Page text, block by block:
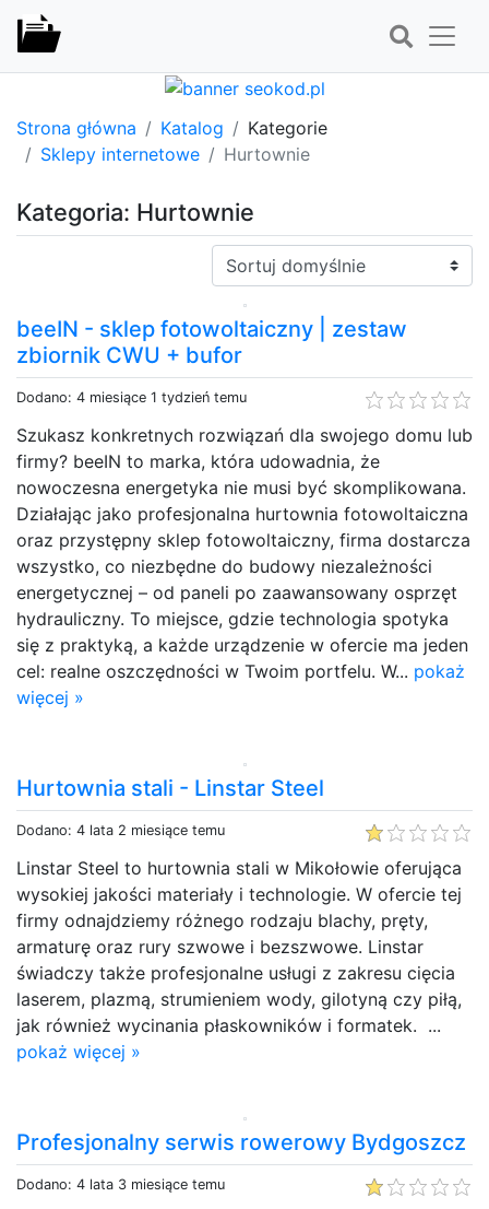
Strona główna Katalog
Kategorie
Sklepy internetowe
Hurtownie
Kategoria: Hurtownie
Sortuj:
beeIN - sklep fotowoltaiczny | zestaw
zbiornik CWU + bufor
Dodano: 4 miesiące 1 tydzień temu
Szukasz konkretnych rozwiązań dla swojego domu lub
firmy? beeIN to marka, która udowadnia, że
nowoczesna energetyka nie musi być skomplikowana.
Działając jako profesjonalna hurtownia fotowoltaiczna
oraz przystępny sklep fotowoltaiczny, firma dostarcza
wszystko, co niezbędne do budowy niezależności
energetycznej – od paneli po zaawansowany osprzęt
hydrauliczny. To miejsce, gdzie technologia spotyka
się z praktyką, a każde urządzenie w ofercie ma jeden
cel: realne oszczędności w Twoim portfelu. W... pokaż
więcej »
Hurtownia stali - Linstar Steel
Dodano: 4 lata 2 miesiące temu
Linstar Steel to hurtownia stali w Mikołowie oferująca
wysokiej jakości materiały i technologie. W ofercie tej
firmy odnajdziemy różnego rodzaju blachy, pręty,
armaturę oraz rury szwowe i bezszwowe. Linstar
świadczy także profesjonalne usługi z zakresu cięcia
laserem, plazmą, strumieniem wody, gilotyną czy piłą,
jak również wycinania płaskowników i formatek. ...
pokaż więcej »
Profesjonalny serwis rowerowy Bydgoszcz
Dodano: 4 lata 3 miesiące temu